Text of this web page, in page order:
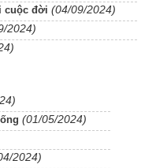
cuộc đời (04/09/2024)
2024)
(01/05/2024)
2024)